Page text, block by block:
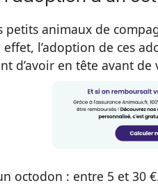
petits animaux de
effet, l’adoption de ces
d’avoir en tête avant
octodon : entre 5 et 30